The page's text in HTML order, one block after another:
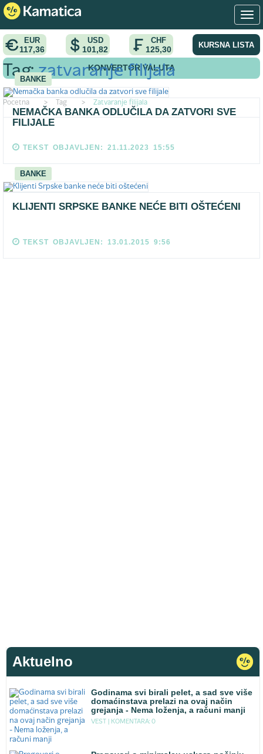
EUR
117,36
USD
101,82
CHF
125,30 KURSNA LISTA
KONVERTOR VALUTA
Pocetna > Tag > Zatvaranje filijala
Tag:zatvaranje filijala
BANKE
NEMAČKA BANKA ODLUČILA DA ZATVORI SVE
FILIJALE
TEKST OBJAVLJEN: 21.11.2023 15:55
BANKE
KLIJENTI SRPSKE BANKE NEĆE BITI OŠTEĆENI
TEKST OBJAVLJEN: 13.01.2015 9:56
Aktuelno
Godinama svi birali pelet, a sad sve više
domaćinstava prelazi na ovaj način
grejanja - Nema loženja, a računi manji
VEST | KOMENTARA: 0